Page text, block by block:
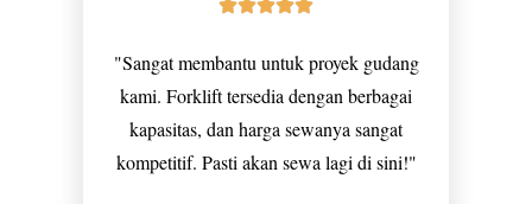
"Sangat membantu untuk proyek gudang
kami. Forklift tersedia dengan berbagai
kapasitas, dan harga sewanya sangat
kompetitif. Pasti akan sewa lagi di sini!"